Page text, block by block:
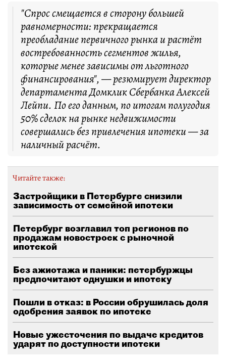
"Спрос смещается в сторону большей
равномерности: прекращается
преобладание первичного рынка и растёт
востребованность сегментов жилья,
которые менее зависимы от льготного
финансирования", — резюмирует директор
департамента Домклик Сбербанка Алексей
Лейпи. По его данным, по итогам полугодия
50% сделок на рынке недвижимости
совершались без привлечения ипотеки — за
наличный расчёт.
Читайте также:
Застройщики в Петербурге снизили
зависимость от семейной ипотеки
Петербург возглавил топ регионов по
продажам новостроек с рыночной
ипотекой
Без ажиотажа и паники: петербуржцы
предпочитают однушки и ипотеку
Пошли в отказ: в России обрушилась доля
одобрения заявок по ипотеке
Новые ужесточения по выдаче кредитов
ударят по доступности ипотеки